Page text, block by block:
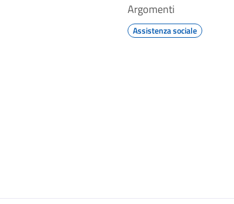
Argomenti
Assistenza sociale